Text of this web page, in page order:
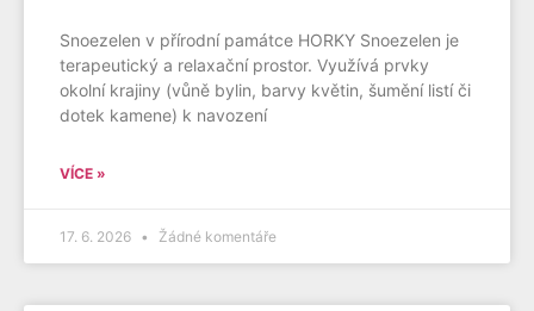
Snoezelen v přírodní památce HORKY Snoezelen je
terapeutický a relaxační prostor. Využívá prvky
okolní krajiny (vůně bylin, barvy květin, šumění listí či
dotek kamene) k navození
VÍCE »
17. 6. 2026 Žádné komentáře